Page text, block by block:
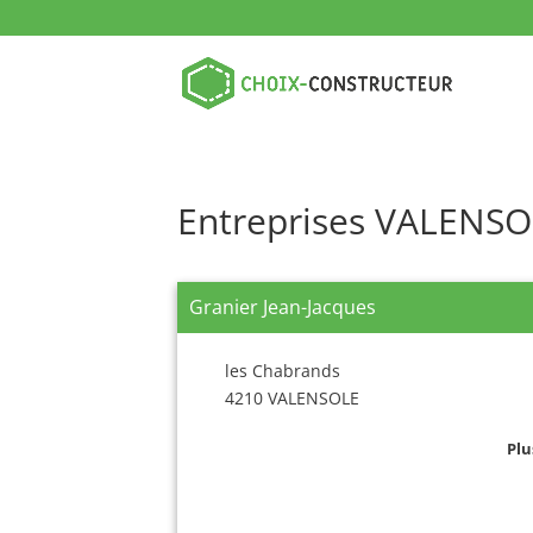
Entreprises
Granier Jean-Jacques
les Chabrands
4210 VALENSOLE